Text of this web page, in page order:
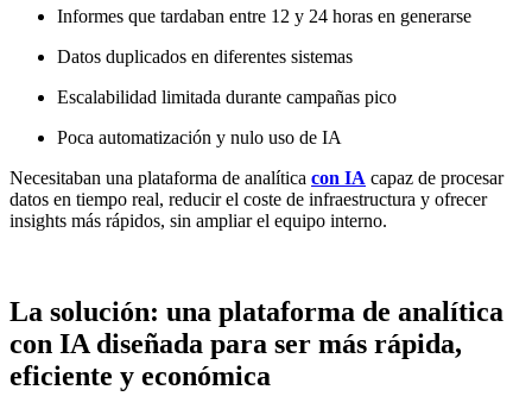
Informes que tardaban entre 12 y 24 horas en generarse
Datos duplicados en diferentes sistemas
Escalabilidad limitada durante campañas pico
Poca automatización y nulo uso de IA
Necesitaban una plataforma de analítica con IA capaz de procesar
datos en tiempo real, reducir el coste de infraestructura y ofrecer
insights más rápidos, sin ampliar el equipo interno.
La solución: una plataforma de analítica
con IA diseñada para ser más rápida,
eficiente y económica